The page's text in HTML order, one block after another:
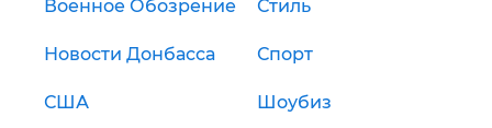
Военное Обозрение Стиль
Новости Донбасса Спорт
США Шоубиз